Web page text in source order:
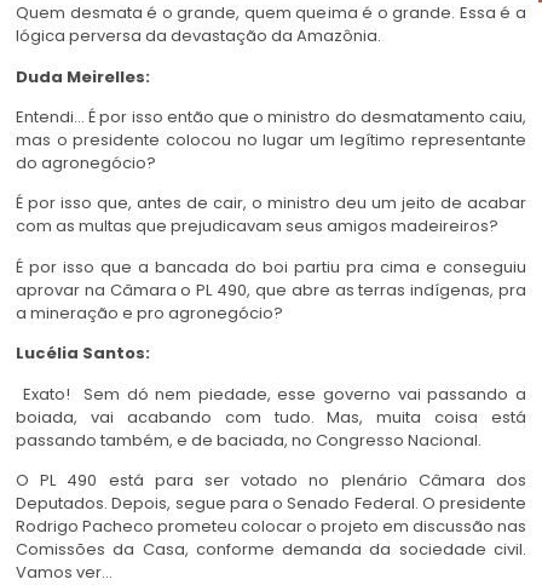
Quem desmata é o grande, quem queima é o grande. Essa é a
lógica perversa da devastação da Amazônia.
Duda Meirelles:
Entendi… É por isso então que o ministro do desmatamento caiu,
mas o presidente colocou no lugar um legítimo representante
do agronegócio?
É por isso que, antes de cair, o ministro deu um jeito de acabar
com as multas que prejudicavam seus amigos madeireiros?
É por isso que a bancada do boi partiu pra cima e conseguiu
aprovar na Câmara o PL 490, que abre as terras indígenas, pra
a mineração e pro agronegócio?
Lucélia Santos:
Exato! Sem dó nem piedade, esse governo vai passando a
boiada, vai acabando com tudo. Mas, muita coisa está
passando também, e de baciada, no Congresso Nacional.
O PL 490 está para ser votado no plenário Câmara dos
Deputados. Depois, segue para o Senado Federal. O presidente
Rodrigo Pacheco prometeu colocar o projeto em discussão nas
Comissões da Casa, conforme demanda da sociedade civil.
Vamos ver…